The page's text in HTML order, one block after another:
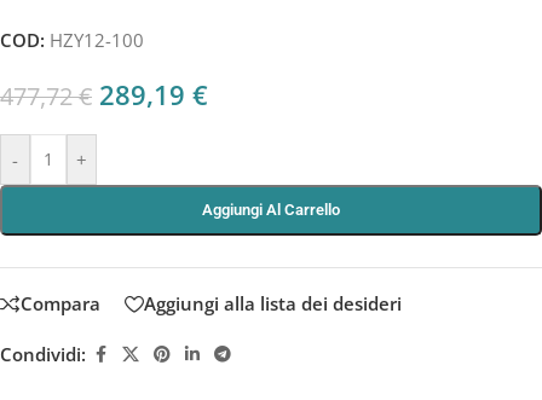
COD: HZY12-100
477,72€ 289,19 €
- +
Aggiungi Al Carrello
Compara Aggiungi alla lista dei desideri
Condividi: